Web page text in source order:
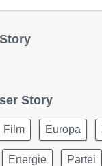
Story
Film Europa
Energie Partei